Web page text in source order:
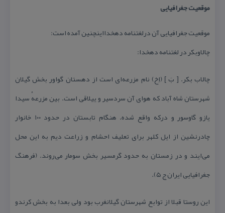
موقعیت جغرافیایی
موقعیت جغرافیایی آن درلغتنامه دهخدااینچنین آمده است:
چالاوبكر در لغتنامه دهخدا:
چالاب بكر. [ بَ ] (اِخ) نام مزرعه‌ای است از دهستان گواور بخش گیلان
شهرستان شاه آباد كه هوای آن سردسیر و ییلاقی است. بین مزرعهٔ سیدا
یازو گاوسور و دركه واقع شده. هنگام تابستان در حدود ۱۰۰ خانوار
چادرنشین از ایل كلهر برای تعلیف احشام و زراعت دیم به این محل
می‌ایند و در زمستان به حدود گرمسیر بخش سومار می‌روند. (فرهنگ
جغرافیایی ایران ج ۵).
این روستا قبلا از توابع شهرستان گیلانغرب بود ولی بعدا به بخش كرندو